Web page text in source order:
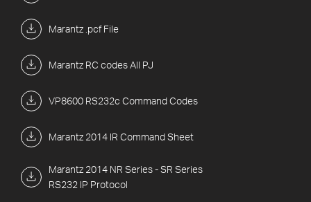
Marantz .pcf File
Marantz RC codes All PJ
VP8600 RS232c Command Codes
Marantz 2014 IR Command Sheet
Marantz 2014 NR Series - SR Series
RS232 IP Protocol